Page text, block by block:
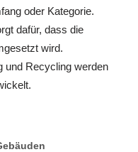
oder Kategorie.
dafür, dass die
wird.
und Recycling werden